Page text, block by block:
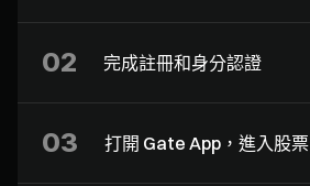
02 完成註冊和身分認證
03 打開 Gate App，進入股票